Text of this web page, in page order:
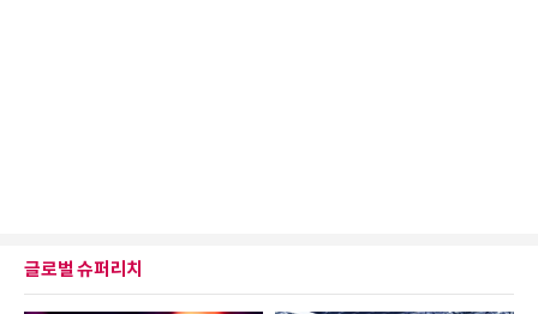
글로벌 슈퍼리치